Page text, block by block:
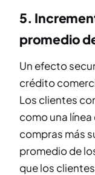
5.
promedio
Un efecto
crédito
Los clientes
como una
compras más
promedio de
que los